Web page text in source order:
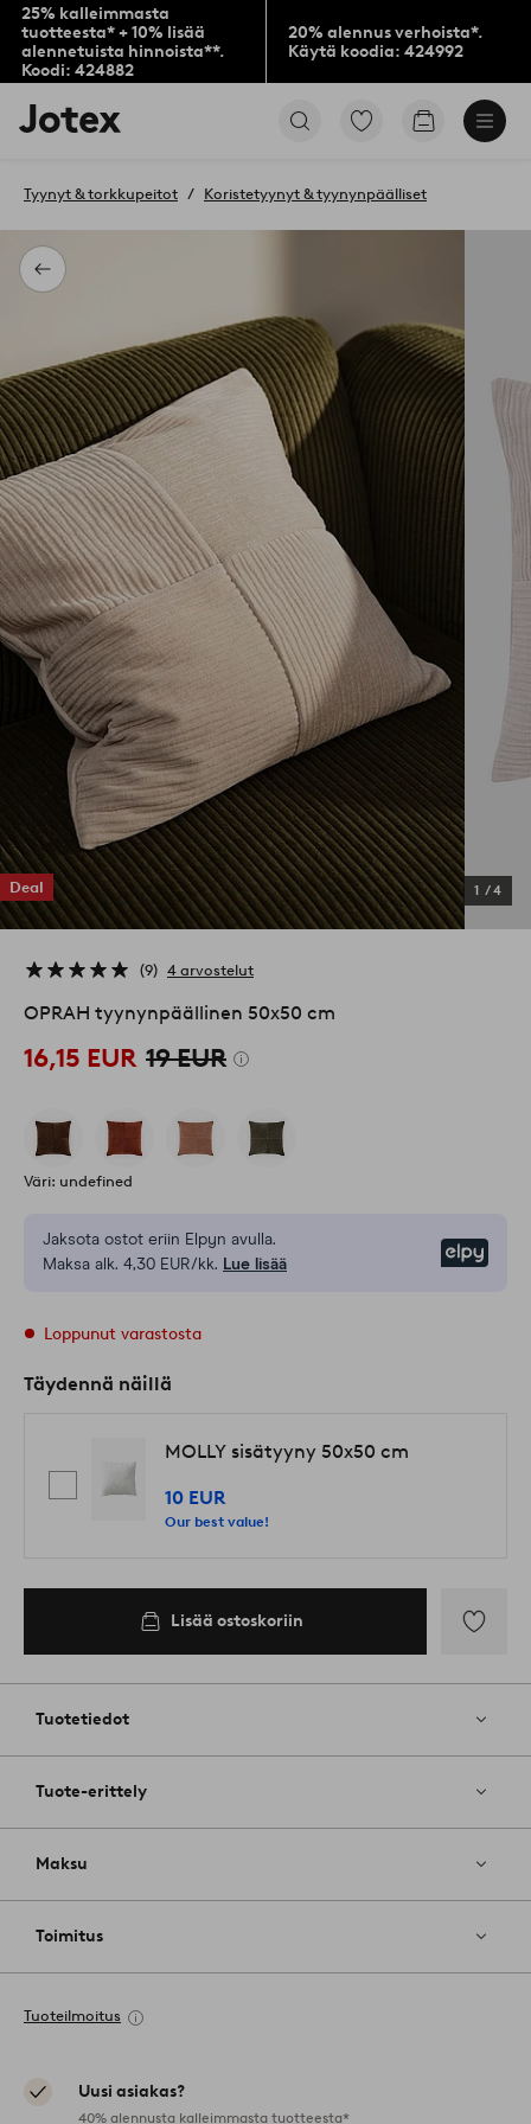
25% kalleimmasta
tuotteesta* + 10% lisää
alennetuista hinnoista**.
Koodi: 424882
20% alennus verhoista*.
Käytä koodia: 424992
Jotex-
logo
aloitussivulle
Siirry
Siirry
Takaisin
Tyynyt & torkkupeitot Koristetyynyt & tyynynpäälliset
Deal 1 /4
9 4 arvostelut
OPRAH tyynynpäällinen 50x50 cm
16,15 EUR 19 EUR
Väri: undefined
Jaksota ostot eriin Elpyn avulla.
Maksa alk. 4,30 EUR/kk. Lue lisää
Loppunut varastosta
Täydennä näillä
MOLLY sisätyyny 50x50 cm
10 EUR
Our best value!
Lisää ostoskoriin
Tuotetiedot
Tuote-erittely
Maksu
Toimitus
Tuoteilmoitus
Uusi asiakas?
40% alennusta kalleimmasta tuotteesta*